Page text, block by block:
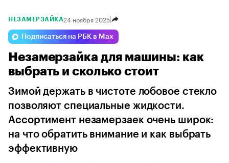
Omoda Changan
Haval Esteo Geely
НЕЗАМЕРЗАЙКА24 ноября 2025
Подписаться на РБК в Max
Незамерзайка для машины: как
выбрать и сколько стоит
Зимой держать в чистоте лобовое стекло
позволяют специальные жидкости.
Ассортимент незамерзаек очень широк:
на что обратить внимание и как выбрать
эффективную